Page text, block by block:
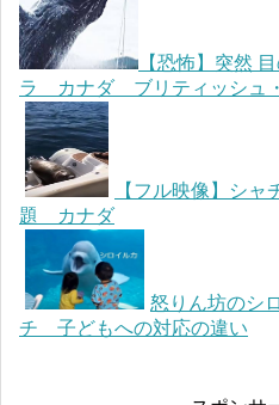
【恐怖】突然
ラ カナダ ブリティッシュ
【フル映像】シ
題 カナダ
怒りん坊のシ
チ 子どもへの対応の違い